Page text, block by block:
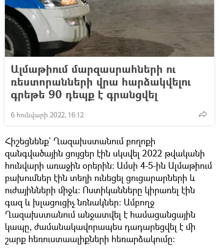
Ալմաթիում մարզասրահների ու
ռեստորանների վրա հարձակվելու
գրեթե 90 դեպք է գրանցվել
6 հունվարի 2022, 16:12
Հիշեցնենք` Ղազախստանում բողոքի
զանգվածային ցույցեր էին սկսվել 2022 թվականի
հունվարի առաջին օրերին։ Ամսի 4-5-ին Ալմաթիում
բախումներ էին տեղի ունեցել ցուցարարների և
ուժայինների միջև։ Ոստիկանները կիրառել էին
գազ և խլացուցիչ նռնակներ։ Ամբողջ
Ղազախստանում անջատվել է համացանցային
կապը, ժամանակավորապես դադարեցվել է մի
շարք հեռուստաալիքների հեռարձակումը։